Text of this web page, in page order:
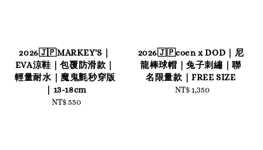
2026🇯🇵MARKEY'S｜
EVA涼鞋｜包覆防滑款｜
輕量耐水｜魔鬼氈秒穿版
｜13-18cm
Regular
NT$ 550
2026🇯🇵coen x DOD｜尼
龍棒球帽｜兔子刺繡｜聯
名限量款｜FREE SIZE
Regular
NT$ 1,350